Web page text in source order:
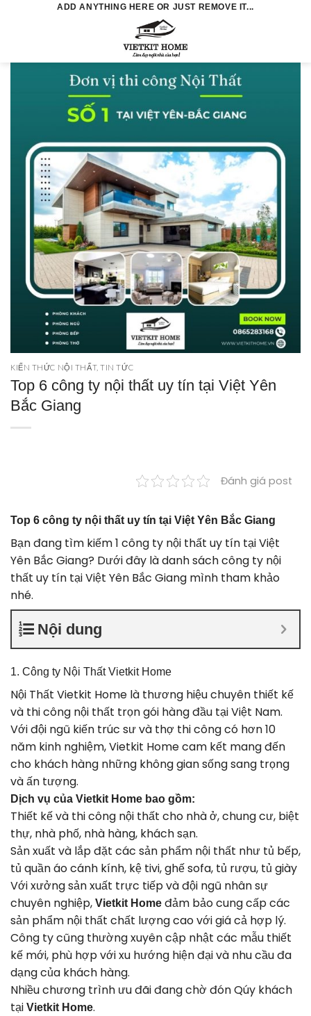
ADD ANYTHING HERE OR JUST REMOVE IT...
KIẾN THỨC NỘI THẤT,TIN TỨC
Top 6 công ty nội thất uy tín tại Việt Yên
Bắc Giang
Đánh giá post
Top 6 công ty nội thất uy tín tại Việt Yên Bắc Giang
Bạn đang tìm kiếm 1 công ty nội thất uy tín tại Việt
Yên Bắc Giang? Dưới đây là danh sách công ty nội
thất uy tín tại Việt Yên Bắc Giang mình tham khảo
nhé.
Nội dung
1. Công ty Nội Thất Vietkit Home
Nội Thất Vietkit Home là thương hiệu chuyên thiết kế
và thi công nội thất trọn gói hàng đầu tại Việt Nam.
Với đội ngũ kiến trúc sư và thợ thi công có hơn 10
năm kinh nghiệm, Vietkit Home cam kết mang đến
cho khách hàng những không gian sống sang trọng
và ấn tượng.
Dịch vụ của Vietkit Home bao gồm:
Thiết kế và thi công nội thất cho nhà ở, chung cư, biệt
thự, nhà phố, nhà hàng, khách sạn.
Sản xuất và lắp đặt các sản phẩm nội thất như tủ bếp,
tủ quần áo cánh kính, kệ tivi, ghế sofa, tủ rượu, tủ giày
Với xưởng sản xuất trực tiếp và đội ngũ nhân sự
chuyên nghiệp, Vietkit Home đảm bảo cung cấp các
sản phẩm nội thất chất lượng cao với giá cả hợp lý.
Công ty cũng thường xuyên cập nhật các mẫu thiết
kế mới, phù hợp với xu hướng hiện đại và nhu cầu đa
dạng của khách hàng.
Nhiều chương trình ưu đãi đang chờ đón Qúy khách
tại Vietkit Home.